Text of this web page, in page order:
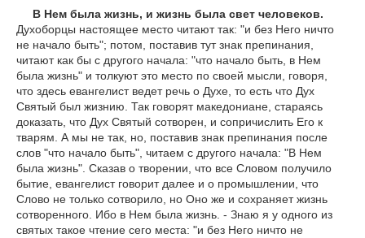
В Нем была жизнь, и жизнь была свет человеков.
Духоборцы настоящее место читают так: "и без Него ничто
не начало быть"; потом, поставив тут знак препинания,
читают как бы с другого начала: "что начало быть, в Нем
была жизнь" и толкуют это место по своей мысли, говоря,
что здесь евангелист ведет речь о Духе, то есть что Дух
Святый был жизнию. Так говорят македониане, стараясь
доказать, что Дух Святый сотворен, и сопричислить Его к
тварям. А мы не так, но, поставив знак препинания после
слов "что начало быть", читаем с другого начала: "В Нем
была жизнь". Сказав о творении, что все Словом получило
бытие, евангелист говорит далее и о промышлении, что
Слово не только сотворило, но Оно же и сохраняет жизнь
сотворенного. Ибо в Нем была жизнь. - Знаю я у одного из
святых такое чтение сего места: "и без Него ничто не